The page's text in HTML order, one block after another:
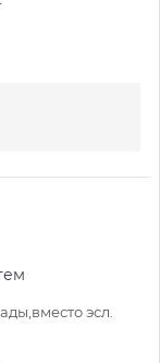
эсл.